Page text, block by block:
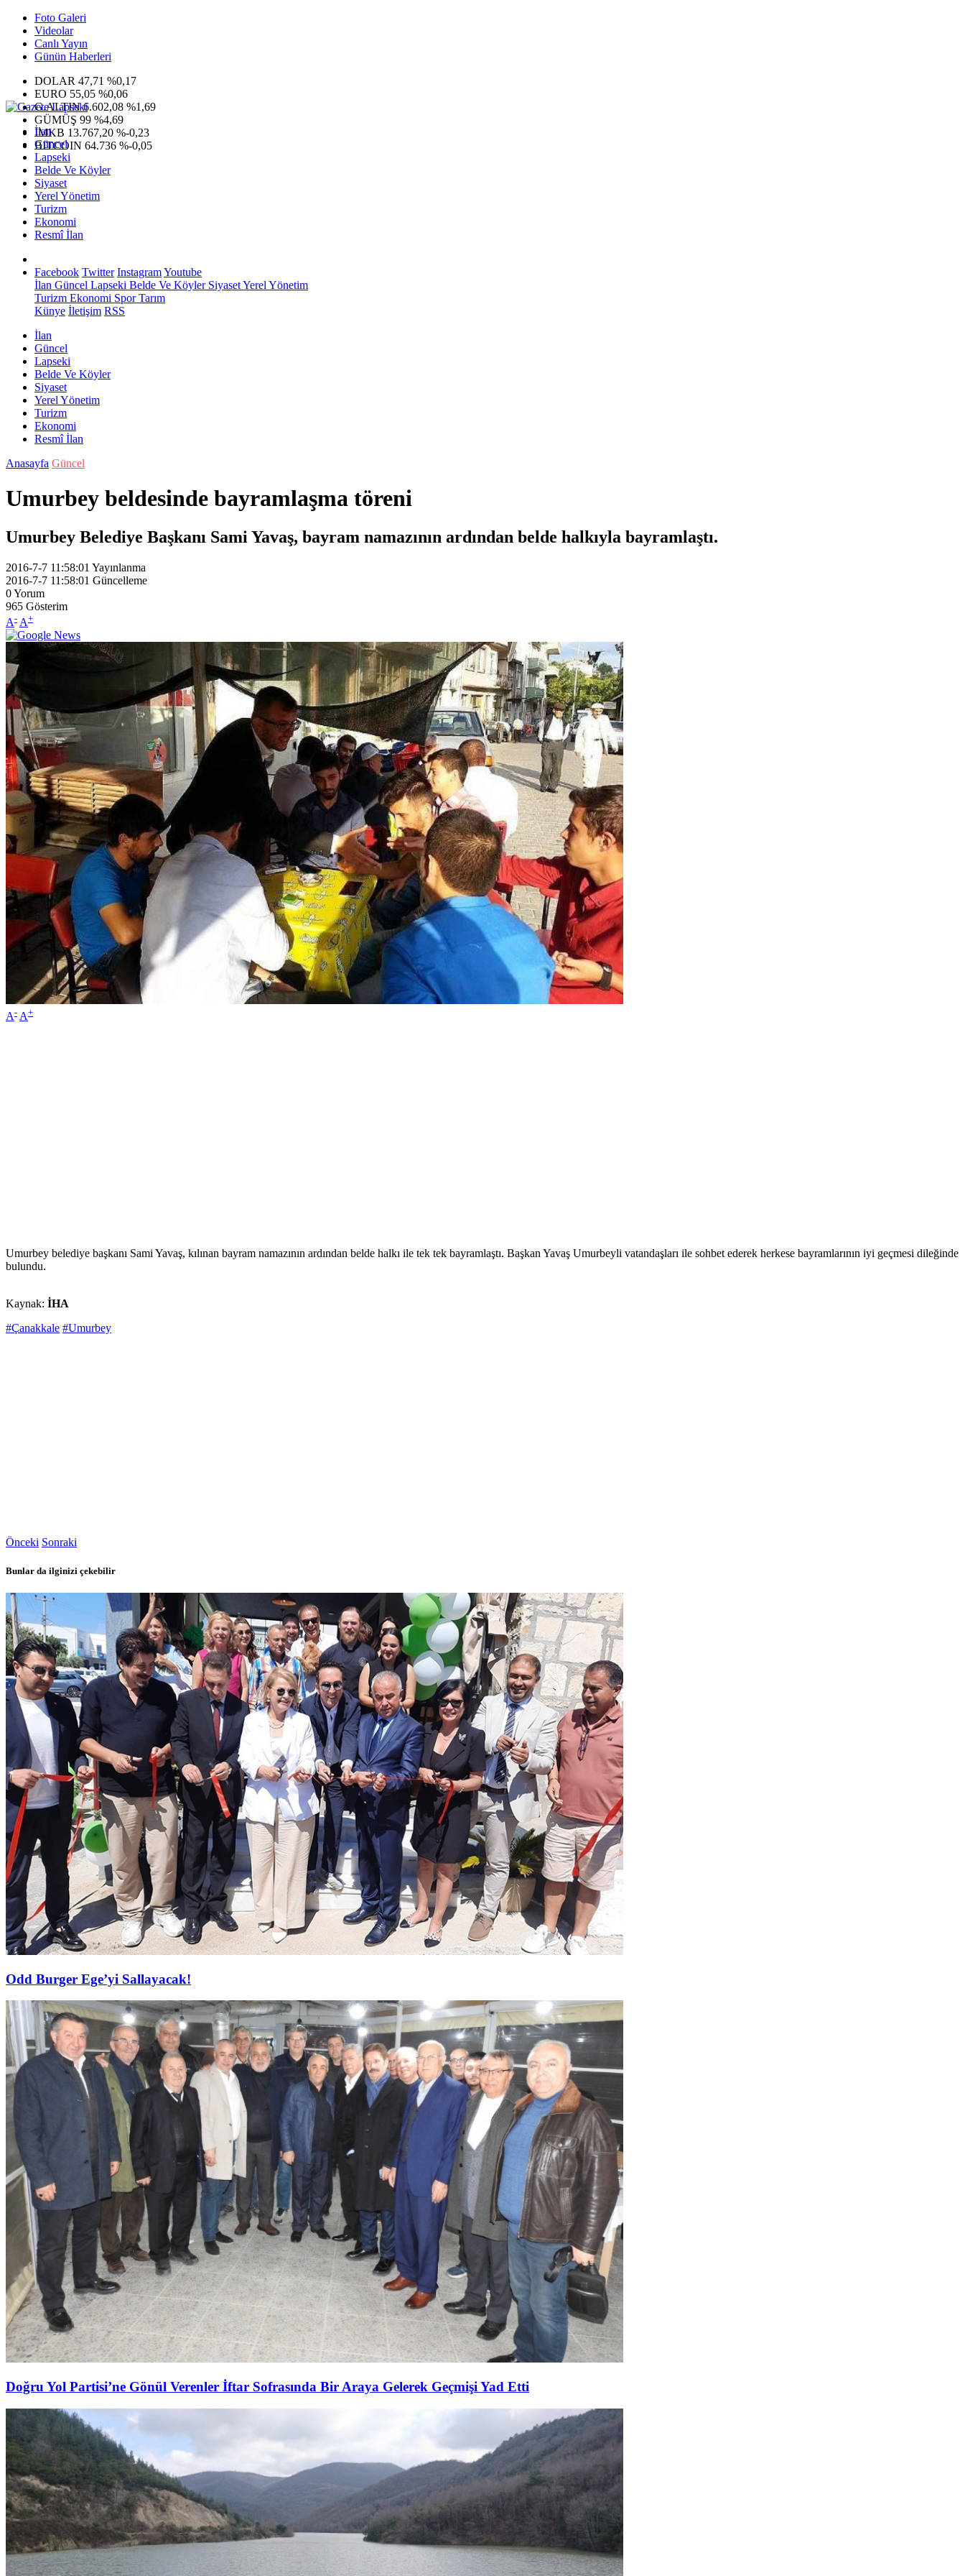
Foto Galeri
Videolar
Canlı Yayın
Günün Haberleri
DOLAR 47,71 %0,17
EURO 55,05 %0,06
G.ALTIN6.602,08 %1,69
GÜMÜŞ 99 %4,69
IMKB 13.767,20 %-0,23
BITCOIN 64.736 %-0,05
İlan
Güncel
Lapseki
Belde Ve Köyler
Siyaset
Yerel Yönetim
Turizm
Ekonomi
Resmî İlan
Facebook Twitter InstagramYoutube
İlan Güncel Lapseki Belde Ve KöylerSiyasetYerel Yönetim
Turizm Ekonomi SporTarım
Künye İletişim RSS
İlan
Güncel
Lapseki
Belde Ve Köyler
Siyaset
Yerel Yönetim
Turizm
Ekonomi
Resmî İlan
Anasayfa Güncel
Umurbey beldesinde bayramlaşma töreni
Umurbey Belediye Başkanı Sami Yavaş, bayram namazının ardından belde halkıyla bayramlaştı.
2016-7-7 11:58:01 Yayınlanma
2016-7-7 11:58:01 Güncelleme
0Yorum
965 Gösterim
A- A+
A- A+
Umurbey belediye başkanı Sami Yavaş, kılınan bayram namazının ardından belde halkı ile tek tek bayramlaştı. Başkan Yavaş Umurbeyli vatandaşları ile sohbet ederek herkese bayramlarının iyi geçmesi dileğinde
bulundu.
Kaynak: İHA
#Çanakkale #Umurbey
Önceki Sonraki
Bunlar da ilginizi çekebilir
Odd Burger Ege’yi Sallayacak!
Doğru Yol Partisi’ne Gönül Verenler İftar Sofrasında Bir Araya Gelerek Geçmişi Yad Etti